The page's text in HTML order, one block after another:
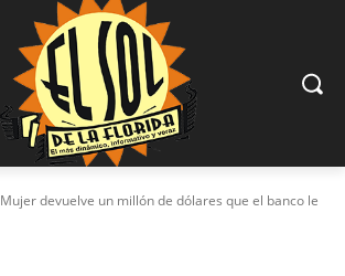
Mujer devuelve un millón de dólares que el banco le